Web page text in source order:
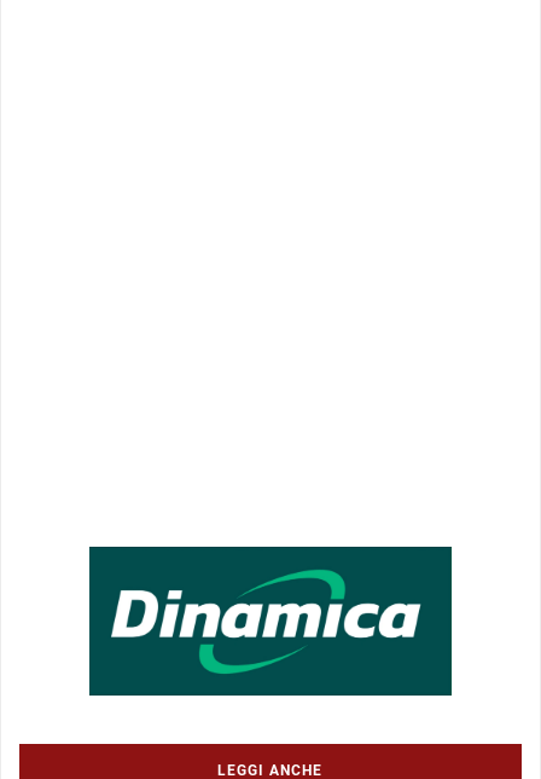
LEGGI ANCHE